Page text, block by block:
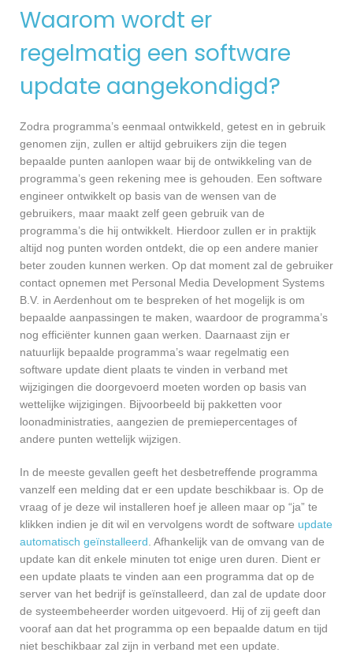
Waarom wordt er
regelmatig een software
update aangekondigd?
Zodra programma’s eenmaal ontwikkeld, getest en in gebruik
genomen zijn, zullen er altijd gebruikers zijn die tegen
bepaalde punten aanlopen waar bij de ontwikkeling van de
programma’s geen rekening mee is gehouden. Een software
engineer ontwikkelt op basis van de wensen van de
gebruikers, maar maakt zelf geen gebruik van de
programma’s die hij ontwikkelt. Hierdoor zullen er in praktijk
altijd nog punten worden ontdekt, die op een andere manier
beter zouden kunnen werken. Op dat moment zal de gebruiker
contact opnemen met Personal Media Development Systems
B.V. in Aerdenhout om te bespreken of het mogelijk is om
bepaalde aanpassingen te maken, waardoor de programma’s
nog efficiënter kunnen gaan werken. Daarnaast zijn er
natuurlijk bepaalde programma’s waar regelmatig een
software update dient plaats te vinden in verband met
wijzigingen die doorgevoerd moeten worden op basis van
wettelijke wijzigingen. Bijvoorbeeld bij pakketten voor
loonadministraties, aangezien de premiepercentages of
andere punten wettelijk wijzigen.
In de meeste gevallen geeft het desbetreffende programma
vanzelf een melding dat er een update beschikbaar is. Op de
vraag of je deze wil installeren hoef je alleen maar op “ja” te
klikken indien je dit wil en vervolgens wordt de software update
automatisch geïnstalleerd. Afhankelijk van de omvang van de
update kan dit enkele minuten tot enige uren duren. Dient er
een update plaats te vinden aan een programma dat op de
server van het bedrijf is geïnstalleerd, dan zal de update door
de systeembeheerder worden uitgevoerd. Hij of zij geeft dan
vooraf aan dat het programma op een bepaalde datum en tijd
niet beschikbaar zal zijn in verband met een update.